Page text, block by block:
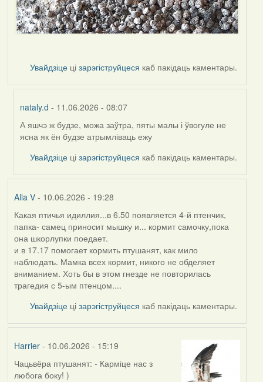
Увайдзіце цізарэгіструйцеся каб пакідаць каментары.
nataly.d - 11.06.2026 - 08:07
In
reply
Harrier
А яшчэ ж будзе, можа заўтра, пяты малы і ўвогуле не
ясна як ён будзе атрымліваць ежу
Увайдзіце цізарэгіструйцеся каб пакідаць каментары.
Alla V- 10.06.2026 - 19:28
Какая птичья идиллия...в 6.50 появляется 4-й птенчик,
папка- самец приносит мышку и... кормит самочку,пока
она шкорлупки поедает.
и в 17.17 помогает кормить птушанят, как мило
наблюдать. Мамка всех кормит, никого не обделяет
вниманием. Хоть бы в этом гнезде не повторилась
трагедия с 5-ым птенцом....
Увайдзіце цізарэгіструйцеся каб пакідаць каментары.
Harrier- 10.06.2026 - 15:19
Чацьвёра птушанят: - Карміце нас з
любога боку! )